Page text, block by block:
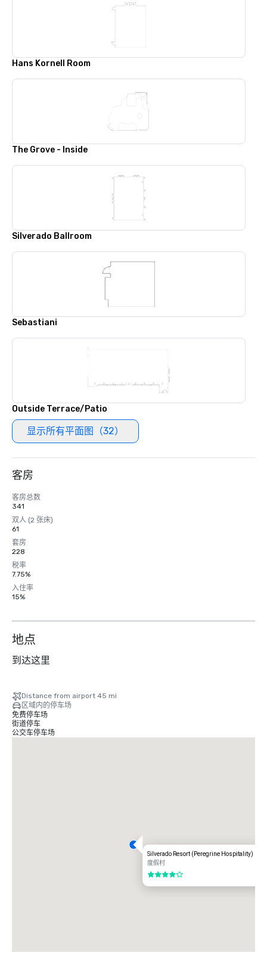
Hans Kornell Room
The Grove - Inside
Silverado Ballroom
Sebastiani
Outside Terrace/Patio
显示所有平面图（32）
客房
客房总数
341
双人 (2 张床)
61
套房
228
税率
7.75%
入住率
15%
地点
到达这里
Distance from airport 45 mi
区域内的停车场
免费停车场
街道停车
公交车停车场
Silverado Resort (Peregrine Hospitality)
度假村
4/5